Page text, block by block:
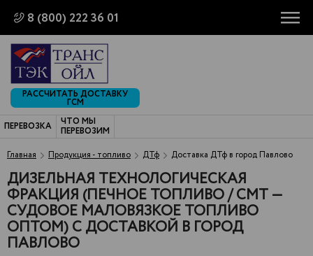
8 (800) 222 36 01
РАССЧИТАТЬ ДОСТАВКУ
ГСМ
ПЕРЕВОЗКА
ЧТО МЫ
ПЕРЕВОЗИМ
Главная
Продукция - топливо ДТф Доставка ДТф в город Павлово
ДИЗЕЛЬНАЯ ТЕХНОЛОГИЧЕСКАЯ
ФРАКЦИЯ (ПЕЧНОЕ ТОПЛИВО / СМТ —
СУДОВОЕ МАЛОВЯЗКОЕ ТОПЛИВО
ОПТОМ) С ДОСТАВКОЙ В ГОРОД
ПАВЛОВО